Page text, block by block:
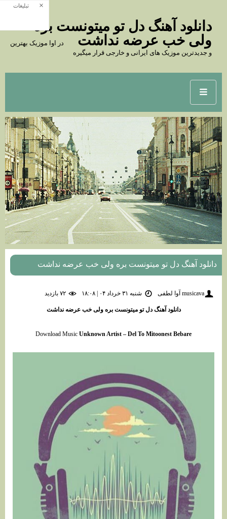
دانلود آهنگ دل تو میتونست بره
ولی خب عرضه نداشت
در اوا موزیک بهترین
و جدیدترین موزیک های ایرانی و خارجی قرار میگیره
دانلود آهنگ دل تو میتونست بره ولی خب عرضه نداشت
musicava آوا لطفی شنبه ۳۱ خرداد ۰۴ | ۱۸:۰۸ ۷۲ بازديد
دانلود آهنگ دل تو میتونست بره ولی خب عرضه نداشت
Download MusicUnknown Artist – Del To Mitoonest Bebare
تبلیغات